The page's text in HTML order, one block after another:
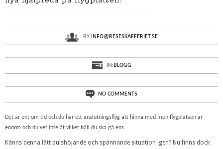
BY INFO@RESESKAFFERIET.SE
IN:BLOGG
NO COMMENTS
Det är ont om tid och du har ett anslutningsflyg att hinna med men flygplatsen är
enorm och du vet inte åt vilket håll du ska gå ens.
Känns denna lätt pulshöjande och spännande situation igen? Nu finns dock